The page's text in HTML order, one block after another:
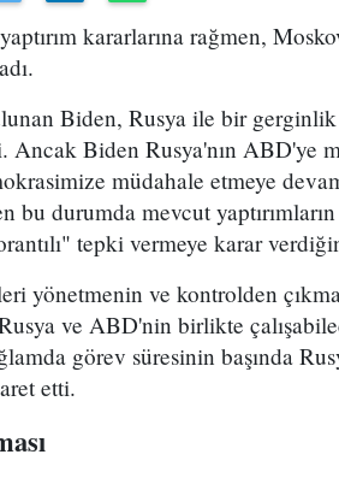
kararlarına rağmen,
Biden, Rusya ile bir gerginlik
Ancak Biden Rusya'nın ABD'ye
müdahale etmeye
bu durumda mevcut
tepki vermeye karar
yönetmenin ve kontrolden
ve ABD'nin birlikte
görev süresinin başında
etti.